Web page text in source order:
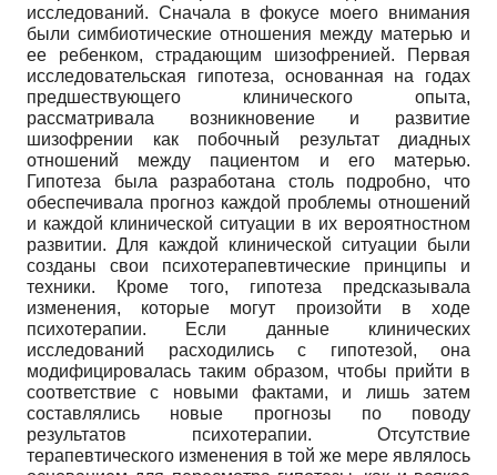
исследований. Сначала в фокусе моего внимания
были симбиотические отношения между матерью и
ее ребенком, страдающим шизофренией. Первая
исследовательская гипотеза, основанная на годах
предшествующего клинического опыта,
рассматривала возникновение и развитие
шизофрении как побочный результат диадных
отношений между пациентом и его матерью.
Гипотеза была разработана столь подробно, что
обеспечивала прогноз каждой проблемы отношений
и каждой клинической ситуации в их вероятностном
развитии. Для каждой клинической ситуации были
созданы свои психотерапевтические принципы и
техники. Кроме того, гипотеза предсказывала
изменения, которые могут произойти в ходе
психотерапии. Если данные клинических
исследований расходились с гипотезой, она
модифицировалась таким образом, чтобы прийти в
соответствие с новыми фактами, и лишь затем
составлялись новые прогнозы по поводу
результатов психотерапии. Отсутствие
терапевтического изменения в той же мере являлось